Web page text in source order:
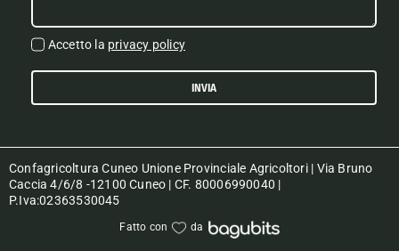
Accetto la privacy policy
INVIA
Confagricoltura Cuneo Unione Provinciale Agricoltori | Via Bruno
Caccia 4/6/8 -12100 Cuneo | CF. 80006990040 |
P.Iva:02363530045
Fatto con da